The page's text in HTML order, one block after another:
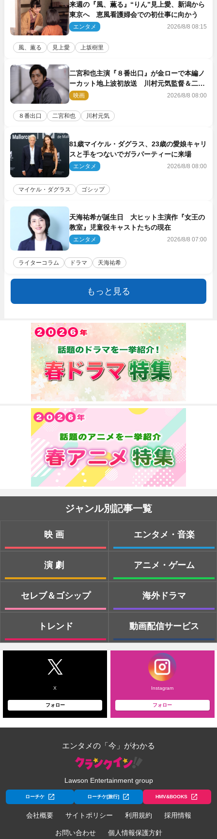
来週の『風、薫る』“りん”見上愛、新潟から
東京へ 恵風看護婦会での初仕事に向かう
エンタメ 2026/8/8 08:15
風、薫る 見上愛 上坂樹里
二宮和也主演『８番出口』が金ローで本編ノ
ーカット地上波初放送 川村元気監督＆二宮
コメント到着
映画 2026/8/8 08:00
８番出口 二宮和也 川村元気
81歳マイケル・ダグラス、23歳の愛娘キャリ
スと手をつないでガラパーティーに来場
エンタメ 2026/8/8 08:00
マイケル・ダグラス ゴシップ
天海祐希が誕生日 大ヒット主演作『女王の
教室』児童役キャストたちの現在
エンタメ 2026/8/8 07:00
ライターコラム ドラマ 天海祐希
もっと見る
ジャンル別記事一覧
映画
演劇
セレブ＆ゴシップ
トレンド
エンタメ・音楽
アニメ・ゲーム
海外ドラマ
動画配信サービス
X
フォロー
Instagram
フォロー
エンタメの「今」がわかる
Lawson Entertainment group
ローチケ ローチケ[旅行] HMV&BOOKS
会社概要 サイトポリシー 利用規約 採用情報
お問い合わせ 個人情報保護方針